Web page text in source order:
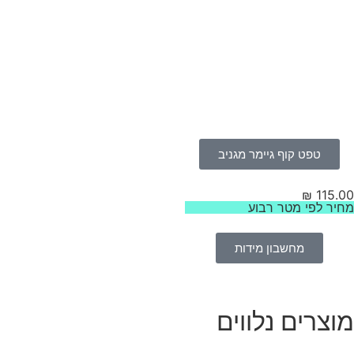
טפט קוף גיימר מגניב
₪
לפי מטר רבוע
מחשבון מידות
נלווים